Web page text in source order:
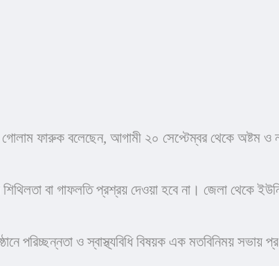
ফারুক বলেছেন, আগামী ২০ সেপ্টেম্বর থেকে অষ্টম ও
বা গাফলতি প্রশ্রয় দেওয়া হবে না। জেলা থেকে
পরিচ্ছন্নতা ও স্বাস্থ্যবিধি বিষয়ক এক মতবিনিময়